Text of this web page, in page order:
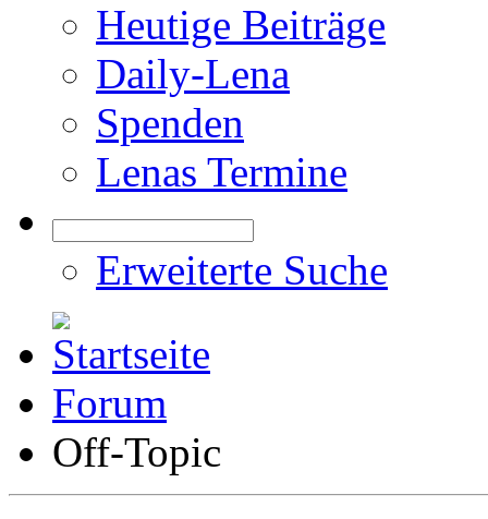
Heutige Beiträge
Daily-Lena
Spenden
Lenas Termine
Erweiterte Suche
Forum
Off-Topic